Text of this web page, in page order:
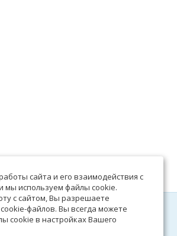
Вместе
сайта и его взаимодействия с
мы используем файлы cookie.
с сайтом, Вы разрешаете
файлов. Вы всегда можете
cookie в настройках Вашего